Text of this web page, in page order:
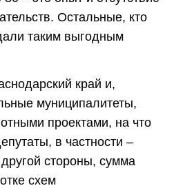
Остальные, кто
таким выгодным
край и,
муниципалитеты,
проектами, на что
в частности –
стороны, сумма
схем